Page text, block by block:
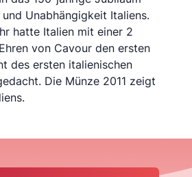
Unabhängigkeit Italiens.
hatte Italien mit einer 2
von Cavour den ersten
des ersten italienischen
Die Münze 2011 zeigt